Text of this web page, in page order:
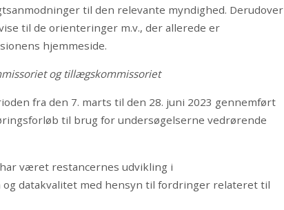
til den relevante myndighed. Derudover
til de orienteringer m.v., der allerede er
hjemmeside.
og tillægskommissoriet
fra den 7. marts til den 28. juni 2023 gennemført
til brug for undersøgelserne vedrørende
været restancernes udvikling i
datakvalitet med hensyn til fordringer relateret til